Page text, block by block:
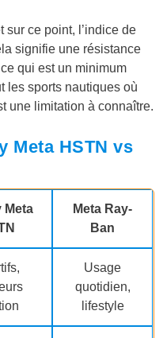
sur ce point, l’indice de
signifie une résistance
qui est un minimum
les sports nautiques où
une limitation à connaître.
Meta HSTN vs
Meta
Meta Ray-
Ban
Usage
quotidien,
lifestyle